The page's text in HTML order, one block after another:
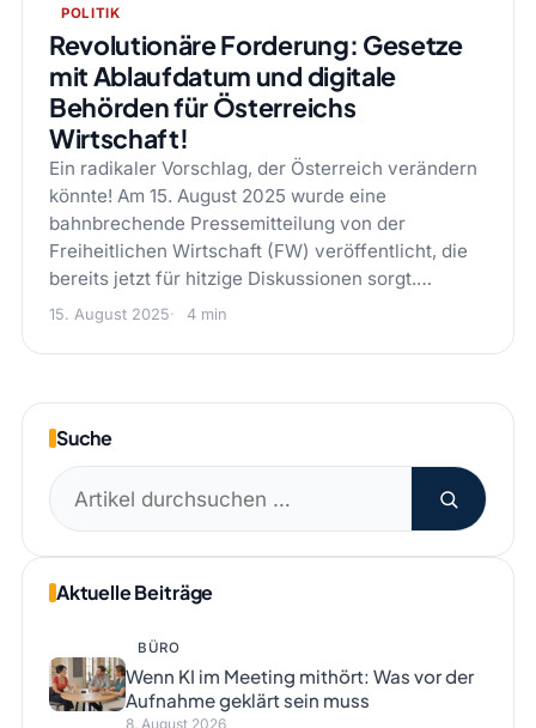
POLITIK
Revolutionäre Forderung: Gesetze
mit Ablaufdatum und digitale
Behörden für Österreichs
Wirtschaft!
Ein radikaler Vorschlag, der Österreich verändern
könnte! Am 15. August 2025 wurde eine
bahnbrechende Pressemitteilung von der
Freiheitlichen Wirtschaft (FW) veröffentlicht, die
bereits jetzt für hitzige Diskussionen sorgt.…
15. August 2025 4 min
Suche
Suchen
nach:
Aktuelle Beiträge
BÜRO
Wenn KI im Meeting mithört: Was vor der
Aufnahme geklärt sein muss
8. August 2026